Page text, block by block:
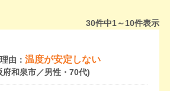
30件中1～10件表示
由： 温度が安定しない
府和泉市／男性・70代)